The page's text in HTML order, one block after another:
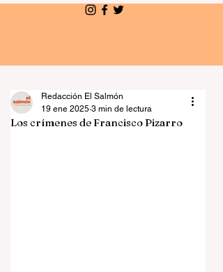
Los crímenes de Francisco Pizarro
Redacción El Salmón
19 ene 2025 3 min de lectura